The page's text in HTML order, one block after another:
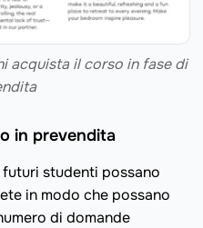
acquista il corso in fase di
in prevendita
studenti possano
in modo che possano
di domande